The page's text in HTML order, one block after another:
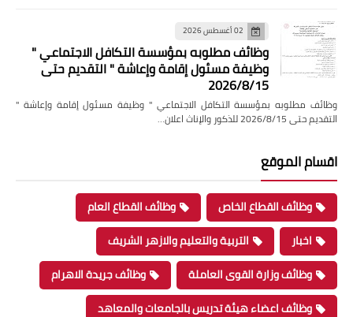
02 أغسطس 2026
وظائف مطلوبه بمؤسسة التكافل الاجتماعي "
وظيفة مسئول إقامة وإعاشة " التقديم حتى
2026/8/15
وظائف مطلوبه بمؤسسة التكافل الاجتماعي " وظيفة مسئول إقامة وإعاشة "
التقديم حتى 2026/8/15 للذكور والإناث اعلان…
اقسام الموقع
وظائف القطاع الخاص
وظائف القطاع العام
اخبار
التربية والتعليم والازهر الشريف
وظائف وزارة القوى العاملة
وظائف جريدة الاهرام
وظائف اعضاء هيئة تدريس بالجامعات والمعاهد